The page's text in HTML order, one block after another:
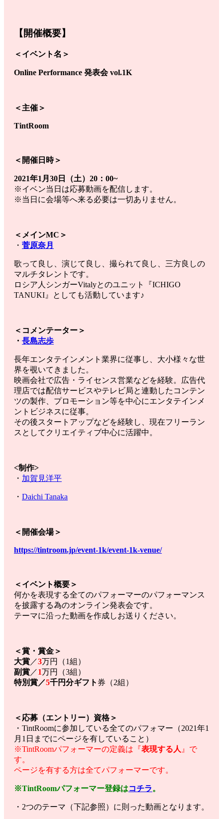
【開催概要】
＜イベント名＞
Online Performance 発表会 vol.1K
＜主催＞
TintRoom
＜開催日時＞
2021年1月30日（土）20：00~
※イベン当日は応募動画を配信します。
※当日に会場等へ来る必要は一切ありません。
＜メインMC＞
・ 菅原奈月
歌って良し、演じて良し、撮られて良し、三方良しの
マルチタレントです。
ロシア人シンガーVitalyとのユニット『ICHIGO
TANUKI』としても活動しています♪
＜コメンテーター＞
・ 長島志歩
長年エンタテインメント業界に従事し、大小様々な世
界を覗いてきました。
映画会社で広告・ライセンス営業などを経験。広告代
理店では配信サービスやテレビ局と連動したコンテン
ツの製作、プロモーション等を中心にエンタテインメ
ントビジネスに従事。
その後スタートアップなどを経験し、現在フリーラン
スとしてクリエイティブ中心に活躍中。
<制作>
・ 加賀見洋平
・ Daichi Tanaka
＜開催会場＞
https://tintroom.jp/event-1k/event-1k-venue/
＜イベント概要＞
何かを表現する全てのパフォーマーのパフォーマンス
を披露する為のオンライン発表会です。
テーマに沿った動画を作成しお送りください。
＜賞・賞金＞
大賞／3万円（1組）
副賞／1万円（3組）
特別賞／5千円分ギフト 券（2組）
＜応募（エントリー）資格＞
・TintRoomに参加している全てのパフォマー（2021年1
月1日までにページを有していること）
※TintRoomパフォーマーの定義は『表現する人 』で
す。
ページを有する方は全てパフォーマーです。
※TintRoomパフォーマー登録はコチラ。
・2つのテーマ（下記参照）に則った動画となります。